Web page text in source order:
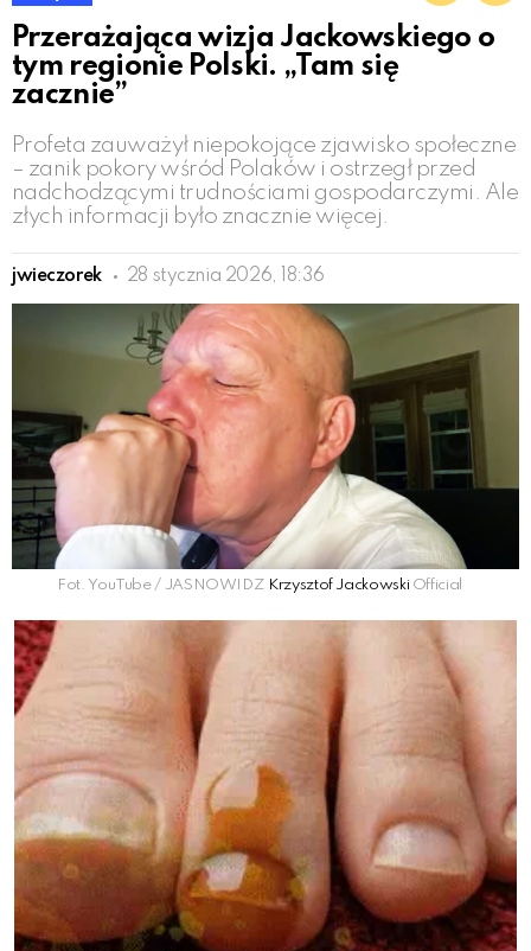
Przerażająca wizja Jackowskiego o
tym regionie Polski. „Tam się
zacznie”
Profeta zauważył niepokojące zjawisko społeczne
– zanik pokory wśród Polaków i ostrzegł przed
nadchodzącymi trudnościami gospodarczymi. Ale
złych informacji było znacznie więcej.
jwieczorek 28 stycznia 2026, 18:36
Fot. YouTube / JASNOWIDZ Krzysztof JackowskiOfficial